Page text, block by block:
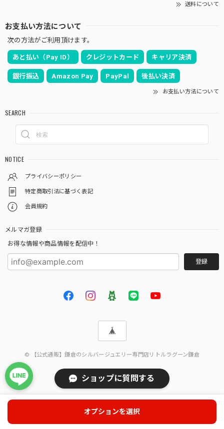
送料について
お支払い方法について
次の方法がご利用頂けます。
あと払い（Pay ID） クレジットカード キャリア決済
銀行振込 Amazon Pay PayPal 後払い決済
お支払い方法について
SEARCH
NOTICE
プライバシーポリシー
特定商取引法に基づく表記
会員規約
メルマガ登録
お得な情報や商品情報を配信中！
登録
© 【公式通販】鎌倉のシルバージュエリー専門店リトルラグーン鎌倉
オプションを選択
ショップに質問する